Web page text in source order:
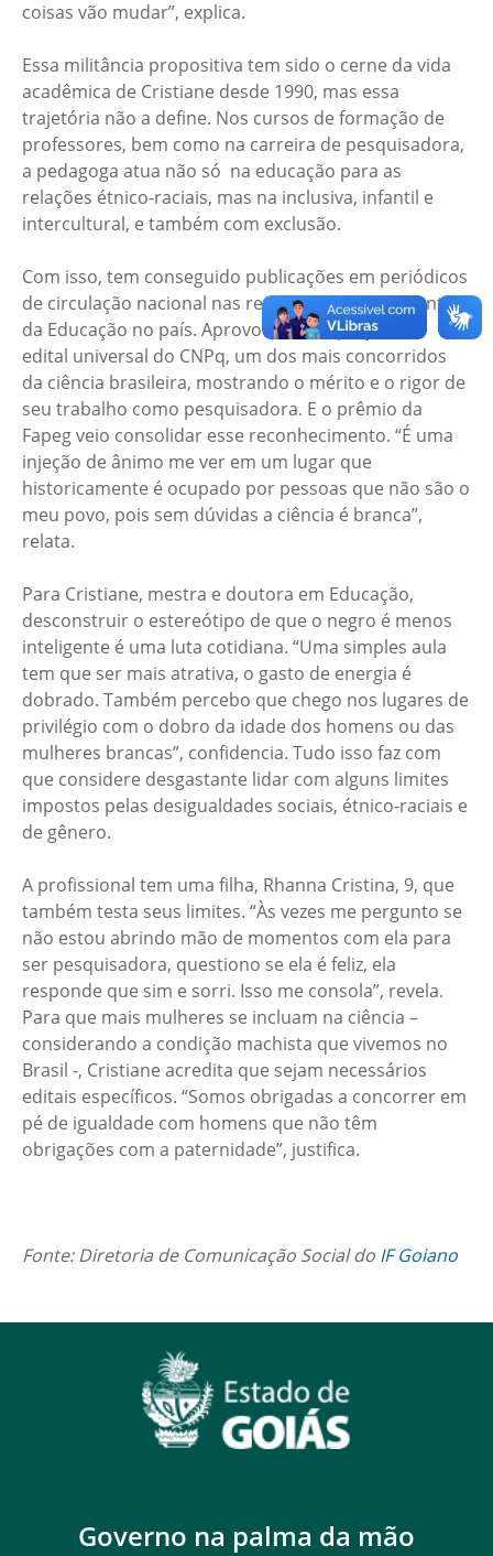
coisas vão mudar”, explica.
Essa militância propositiva tem sido o cerne da vida
acadêmica de Cristiane desde 1990, mas essa
trajetória não a define. Nos cursos de formação de
professores, bem como na carreira de pesquisadora,
a pedagoga atua não só na educação para as
relações étnico-raciais, mas na inclusiva, infantil e
intercultural, e também com exclusão.
Com isso, tem conseguido publicações em periódicos
de circulação nacional nas revistas mais importantes
da Educação no país. Aprovou, ainda, projeto no
edital universal do CNPq, um dos mais concorridos
da ciência brasileira, mostrando o mérito e o rigor de
seu trabalho como pesquisadora. E o prêmio da
Fapeg veio consolidar esse reconhecimento. “É uma
injeção de ânimo me ver em um lugar que
historicamente é ocupado por pessoas que não são o
meu povo, pois sem dúvidas a ciência é branca”,
relata.
Para Cristiane, mestra e doutora em Educação,
desconstruir o estereótipo de que o negro é menos
inteligente é uma luta cotidiana. “Uma simples aula
tem que ser mais atrativa, o gasto de energia é
dobrado. Também percebo que chego nos lugares de
privilégio com o dobro da idade dos homens ou das
mulheres brancas”, confidencia. Tudo isso faz com
que considere desgastante lidar com alguns limites
impostos pelas desigualdades sociais, étnico-raciais e
de gênero.
A profissional tem uma filha, Rhanna Cristina, 9, que
também testa seus limites. “Às vezes me pergunto se
não estou abrindo mão de momentos com ela para
ser pesquisadora, questiono se ela é feliz, ela
responde que sim e sorri. Isso me consola”, revela.
Para que mais mulheres se incluam na ciência –
considerando a condição machista que vivemos no
Brasil -, Cristiane acredita que sejam necessários
editais específicos. “Somos obrigadas a concorrer em
pé de igualdade com homens que não têm
obrigações com a paternidade”, justifica.
Fonte: Diretoria de Comunicação Social do IF Goiano
Governo na palma da mão